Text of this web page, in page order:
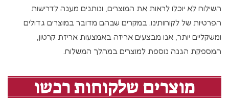
השילוח לא יוכלו לראות את המוצרים, ונותנים מענה לדרישות
הפרטיות של לקוחותינו. במקרים שבהם מדובר במוצרים גדולים
ומשקליים יותר, אנו מבצעים אריזה באמצעות אריזת קרטון,
המספקת הגנה נוספת למוצרים במהלך המשלוח.
מוצרים שלקוחות רכשו